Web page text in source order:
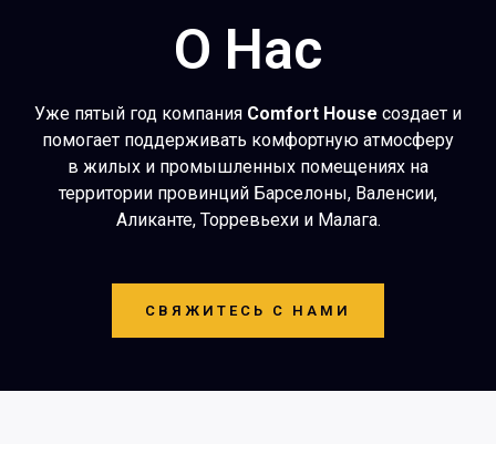
О Нас
Уже пятый год компания Comfort House создает и
помогает поддерживать комфортную атмосферу
в жилых и промышленных помещениях на
территории провинций Барселоны, Валенсии,
Аликанте, Торревьехи и Малага.
СВЯЖИТЕСЬ С НАМИ